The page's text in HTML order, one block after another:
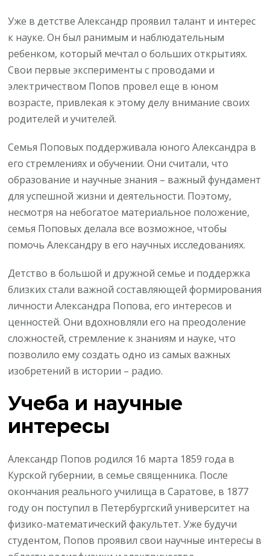
Уже в детстве Александр проявил талант и интерес
к науке. Он был ранимым и наблюдательным
ребенком, который мечтал о больших открытиях.
Свои первые эксперименты с проводами и
электричеством Попов провел еще в юном
возрасте, привлекая к этому делу внимание своих
родителей и учителей.
Семья Поповых поддерживала юного Александра в
его стремлениях и обучении. Они считали, что
образование и научные знания – важный фундамент
для успешной жизни и деятельности. Поэтому,
несмотря на небогатое материальное положение,
семья Поповых делала все возможное, чтобы
помочь Александру в его научных исследованиях.
Детство в большой и дружной семье и поддержка
близких стали важной составляющей формирования
личности Александра Попова, его интересов и
ценностей. Они вдохновляли его на преодоление
сложностей, стремление к знаниям и науке, что
позволило ему создать одно из самых важных
изобретений в истории – радио.
Учеба и научные
интересы
Александр Попов родился 16 марта 1859 года в
Курской губернии, в семье священника. После
окончания реального училища в Саратове, в 1877
году он поступил в Петербургский университет на
физико-математический факультет. Уже будучи
студентом, Попов проявил свои научные интересы в